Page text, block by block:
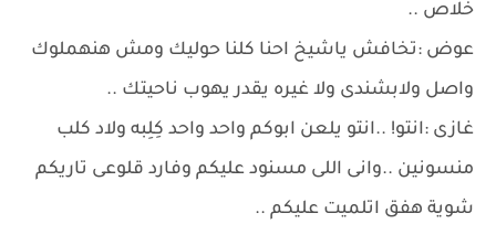
خلاص ..
عوض :تخافش ياشيخ احنا كلنا حوليك ومش هنهملوك
واصل ولابشندى ولا غيره يقدر يهوب ناحيتك ..
غازى :انتو! ..انتو يلعن ابوكم واحد واحد كِلِبه ولاد كلب
منسونين ..وانى اللى مسنود عليكم وفارد قلوعى تاريكم
شوية هفق اتلميت عليكم ..